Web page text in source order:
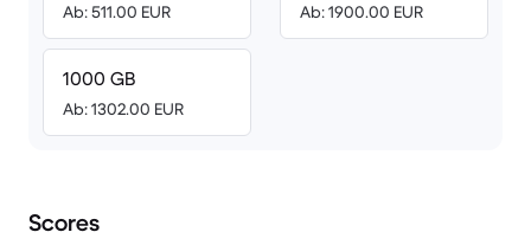
Ab: 511.00 EUR
1000 GB
Ab: 1302.00 EUR
Ab: 1900.00 EUR
Scores